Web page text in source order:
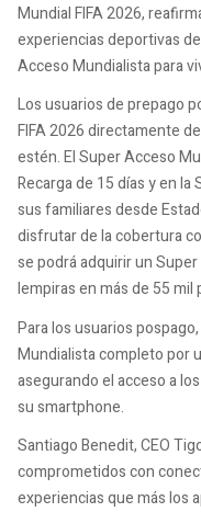
Mundial FIFA 2026,
experiencias deportivas
Acceso Mundialista para
Los usuarios de prepago
FIFA 2026 directamente
estén. El Super Acceso
Recarga de 15 días y en
sus familiares desde
disfrutar de la cobertura
se podrá adquirir un
lempiras en más de 55 mil
Para los usuarios
Mundialista completo por
asegurando el acceso a
su smartphone.
Santiago Benedit, CEO
comprometidos con
experiencias que más los